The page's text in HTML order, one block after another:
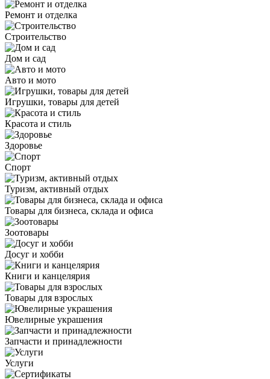
Ремонт и отделка
Строительство
Дом и сад
Авто и мото
Игрушки, товары для детей
Красота и стиль
Здоровье
Спорт
Туризм, активный отдых
Товары для бизнеса, склада и офиса
Зоотовары
Досуг и хобби
Книги и канцелярия
Товары для взрослых
Ювелирные украшения
Запчасти и принадлежности
Услуги